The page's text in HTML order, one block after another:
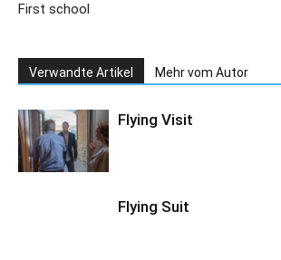
First school
Verwandte Artikel Mehr vom Autor
Flying Visit
Flying Suit